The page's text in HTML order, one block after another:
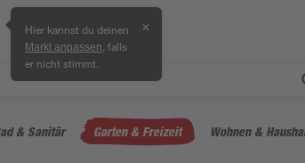
Hier kannst du deinen
Markt anpassen , falls
er nicht stimmt.
✕
& Sanitär Garten & Freizeit Wohnen &